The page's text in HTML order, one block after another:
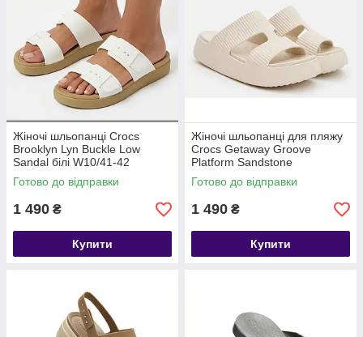
Жіночі шльопанці Crocs
Brooklyn Lyn Buckle Low
Sandal білі W10/41-42
Готово до відправки
1 490 ₴
Купити
Жіночі шльопанці для пляжу
Crocs Getaway Groove
Platform Sandstone
Готово до відправки
1 490 ₴
Купити